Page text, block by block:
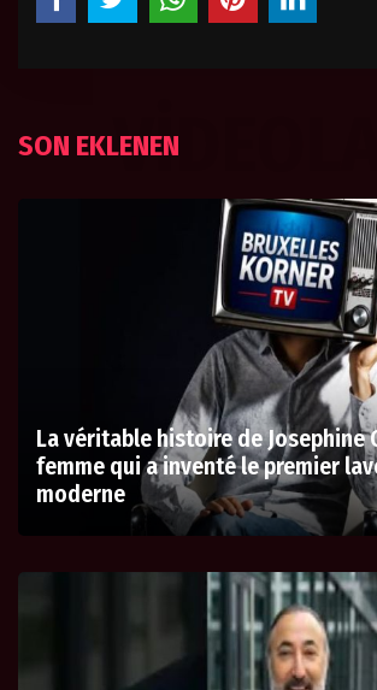
SON EKLENEN
La véritable histoire de Josephine
femme qui a inventé le premier
moderne